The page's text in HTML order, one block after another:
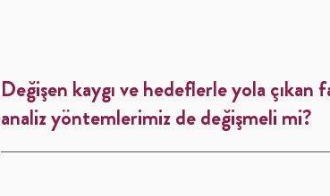
Değişen kaygı ve hedeflerle yola çıkan
analiz yöntemlerimiz de değişmeli mi?